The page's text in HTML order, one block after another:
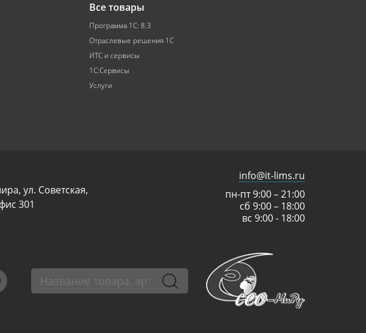
Все товары
Программа 1С: 8.3
Отраслевые решения 1С
ИТС и сервисы
1С:Сервисы
Услуги
ул. Советская,
301
info@it-lims.ru
пн-пт 9:00 – 21:00
сб 9:00 – 18:00
вс 9:00 - 18:00